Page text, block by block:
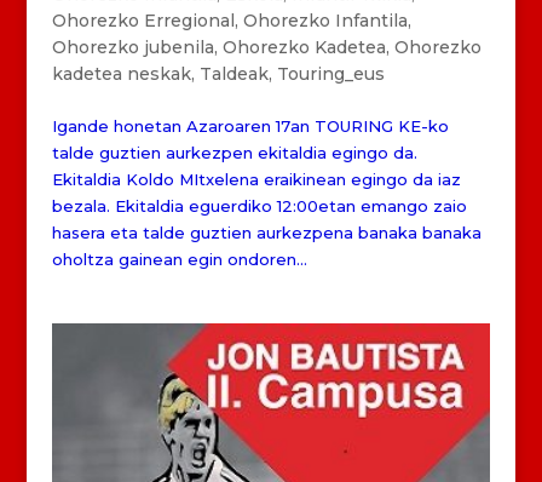
Ohorezko Erregional, Ohorezko Infantila,
Ohorezko jubenila, Ohorezko Kadetea, Ohorezko
kadetea neskak, Taldeak, Touring_eus
Igande honetan Azaroaren 17an TOURING KE-ko
talde guztien aurkezpen ekitaldia egingo da.
Ekitaldia Koldo MItxelena eraikinean egingo da iaz
bezala. Ekitaldia eguerdiko 12:00etan emango zaio
hasera eta talde guztien aurkezpena banaka banaka
oholtza gainean egin ondoren...